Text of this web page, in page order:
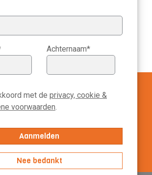
LIJST
Achternaam*
met de privacy, cookie &
voorwaarden.
Nee bedankt
SCOPE